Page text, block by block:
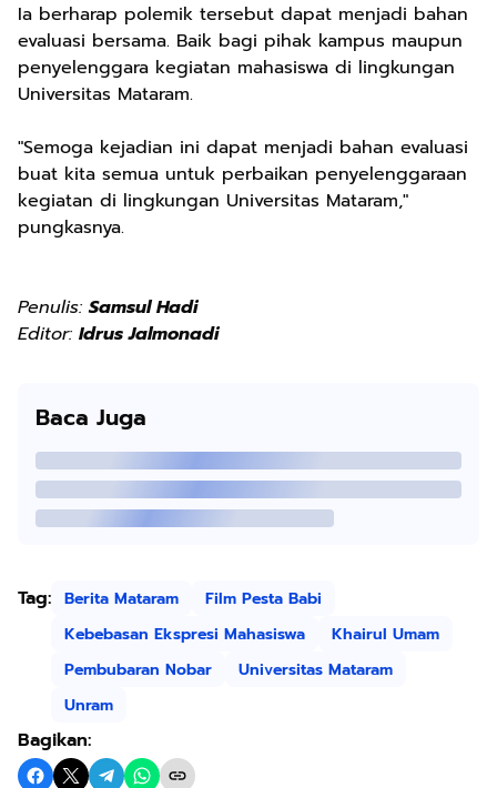
Ia berharap polemik tersebut dapat menjadi bahan
evaluasi bersama. Baik bagi pihak kampus maupun
penyelenggara kegiatan mahasiswa di lingkungan
Universitas Mataram.
"Semoga kejadian ini dapat menjadi bahan evaluasi
buat kita semua untuk perbaikan penyelenggaraan
kegiatan di lingkungan Universitas Mataram,"
pungkasnya.
Penulis:Samsul Hadi
Editor: Idrus Jalmonadi
Baca Juga
Tag: Berita Mataram
Film Pesta Babi
Kebebasan Ekspresi Mahasiswa
Khairul Umam
Pembubaran Nobar
Universitas Mataram
Unram
Bagikan: